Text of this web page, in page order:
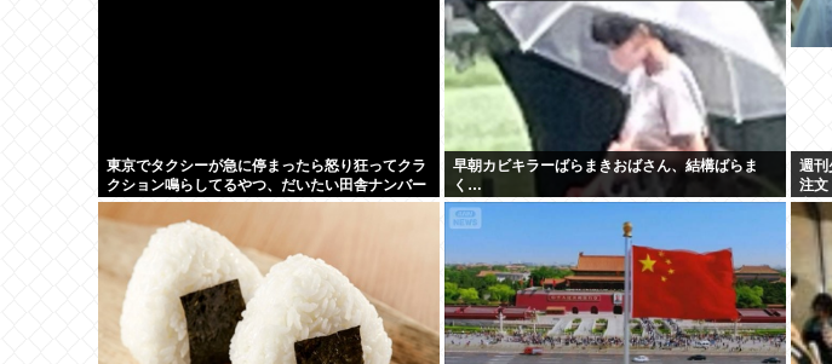
東京でタクシーが急に停まったら怒り狂ってクラ
クション鳴らしてるやつ、だいたい田舎ナンバー
www
早朝カビキラーばらまきおばさん、結構ばらま
く…
週刊
注文
文し